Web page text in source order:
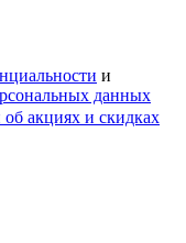
и
данных
акциях и скидках